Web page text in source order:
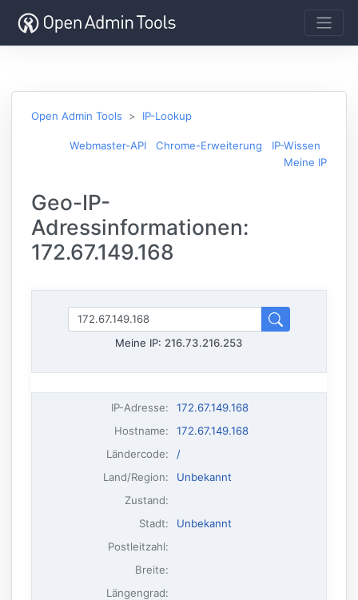
Open Admin Tools IP-Lookup
Webmaster-API Chrome-Erweiterung
IP-Wissen
Meine IP
Geo-IP-
Adressinformationen:
172.67.149.168
Meine IP: 216.73.216.253
IP-Adresse:
172.67.149.168
Hostname:
172.67.149.168
Ländercode:
/
Land/Region:
Unbekannt
Zustand:
Stadt:
Unbekannt
Postleitzahl:
Breite:
Längengrad: